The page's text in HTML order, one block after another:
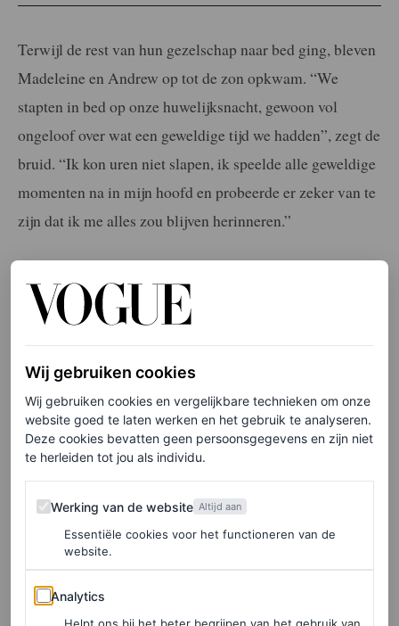
Terwijl de rest van hun gezelschap naar bed ging, bleven
Madeleine en Andrew op tot de zon opkwam. “We
stapten in bed op onze huwelijksnacht, gewoon vol
ongeloof over wat een geweldige tijd we hadden”, zegt de
bruid. “Ik kon uren niet slapen, ik speelde alle geweldige
momenten na in mijn hoofd en probeerde er zeker van te
zijn dat ik me alles zou blijven herinneren.”
Toen we hen dagen later vroegen hoe ze zich voelden na
deze mijlpaal, was het duidelijk dat het stof van het
huwelijksweekend nog niet was neergedaald: “We zijn
nog steeds aan het bekomen van het beste weekend van
ons leven”, zegt Madeleine. Bekijk hieronder de beelden
van de bruiloft van Madeleine White en Andrew Fedyk
op Santorini.
Wij gebruiken cookies
Wij gebruiken cookies en vergelijkbare technieken om onze
website goed te laten werken en het gebruik te analyseren.
Deze cookies bevatten geen persoonsgegevens en zijn niet
te herleiden tot jou als individu.
Werking van de website
Werking van de website Altijd aan
Essentiële cookies voor het functioneren van de
website.
Analytics
Analytics